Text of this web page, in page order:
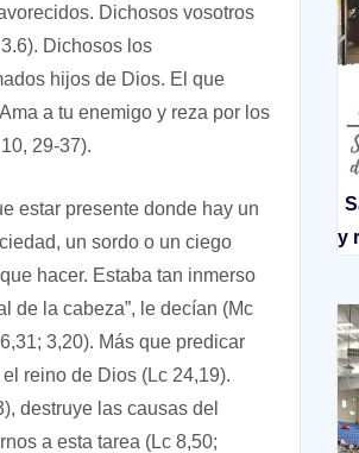
Dichosos vosotros
Dichosos los
hijos de Dios. El que
a tu enemigo y reza por los
29-37).
estar presente donde hay un
un sordo o un ciego
hacer. Estaba tan inmerso
de la cabeza”, le decían (Mc
3,20). Más que predicar
reino de Dios (Lc 24,19).
destruye las causas del
a esta tarea (Lc 8,50;
y